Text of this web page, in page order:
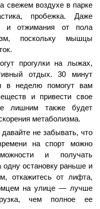
свежем воздухе в парке
пробежка. Даже
и отжимания от пола
поскольку мышцы
прогулки на лыжах,
отдых. 30 минут
в неделю помогут вам
и привести свое
лишним также будет
метаболизма.
не забывать, что
на спорт можно
и получать
одну остановку раньше и
откажитесь от лифта,
на улице — лучше
чем полное ее